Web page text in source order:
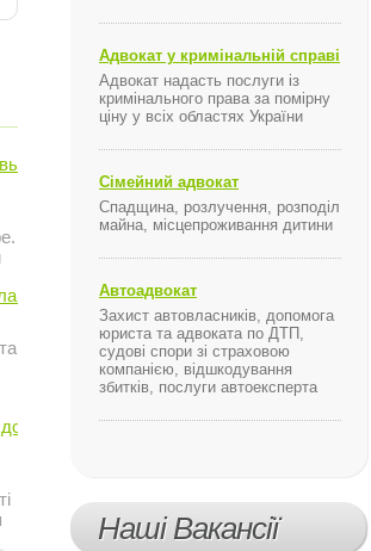
...
акція ...
...
Адвокат у кримінальній справі
Адвокат надасть послуги із
кримінального права за помірну
ціну у всіх областях України
Сімейний адвокат
Спадщина, розлучення, розподіл
майна, місцепроживання дитини
Автоадвокат
Захист автовласників, допомога
юриста та адвоката по ДТП,
судові спори зі страховою
компанією, відшкодування
збитків, послуги автоексперта
Наші Вакансії